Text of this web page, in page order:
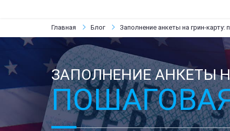
Главная Блог Заполнение анкеты на грин-карту:
ЗАПОЛНЕНИЕ АНКЕТЫ